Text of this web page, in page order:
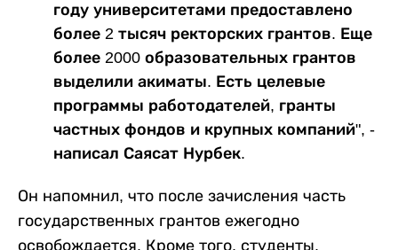
году университетами предоставлено
более 2 тысяч ректорских грантов. Еще
более 2000 образовательных грантов
выделили акиматы. Есть целевые
программы работодателей, гранты
частных фондов и крупных компаний", -
написал Саясат Нурбек.
Он напомнил, что после зачисления часть
государственных грантов ежегодно
освобождается. Кроме того, студенты,